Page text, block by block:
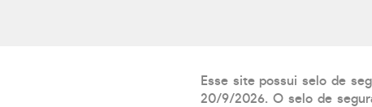
Esse site possui selo de
20/9/2026. O selo de